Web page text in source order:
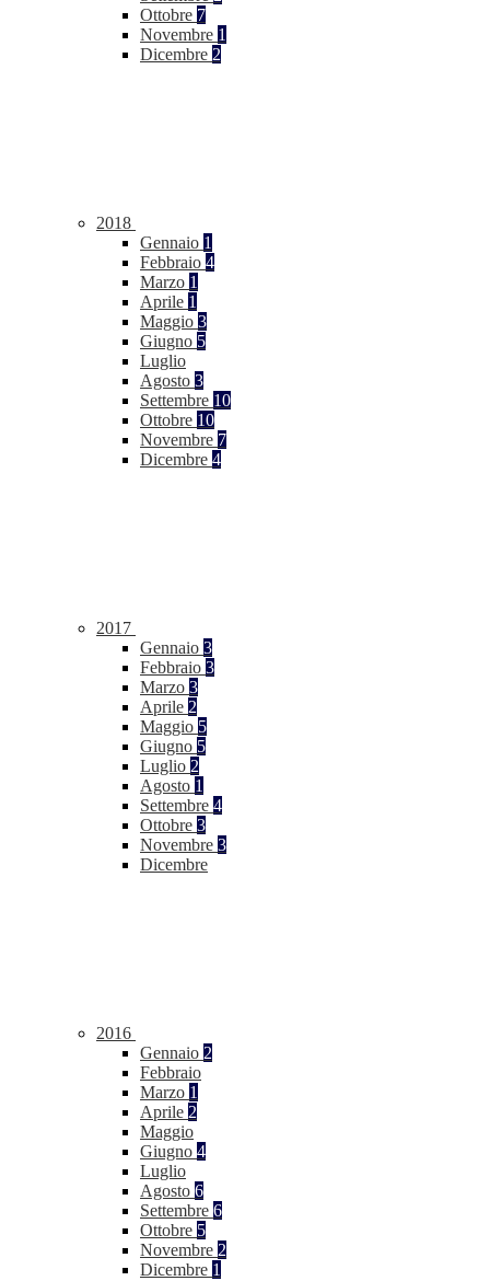
Ottobre 7
Novembre 1
Dicembre 2
2018
Gennaio 1
Febbraio 4
Marzo 1
Aprile 1
Maggio 3
Giugno 5
Luglio
Agosto 3
Settembre 10
Ottobre 10
Novembre 7
Dicembre 4
2017
Gennaio 3
Febbraio 3
Marzo 3
Aprile 2
Maggio 5
Giugno 5
Luglio 2
Agosto 1
Settembre 4
Ottobre 3
Novembre 3
Dicembre
2016
Gennaio 2
Febbraio
Marzo 1
Aprile 2
Maggio
Giugno 4
Luglio
Agosto 6
Settembre 6
Ottobre 5
Novembre 2
Dicembre 1